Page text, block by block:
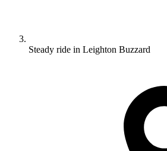
Steady ride in Leighton Buzzard